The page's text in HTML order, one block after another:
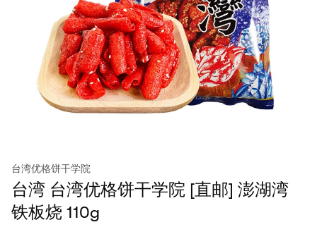
台湾优格饼干学院
台湾 台湾优格饼干学院 [直邮] 澎湖湾
铁板烧 110g